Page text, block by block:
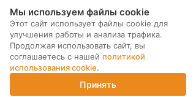
Корзина
Мы используем файлы cookie
Этот сайт использует файлы cookie для
улучшения работы и анализа трафика.
Продолжая использовать сайт, вы
соглашаетесь с нашей политикой
использования cookie.
Принять